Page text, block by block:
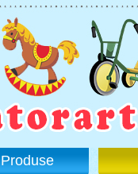
Produse